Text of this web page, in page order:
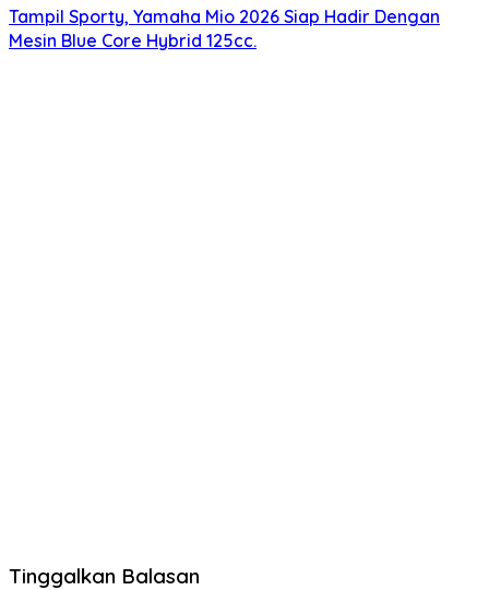
Tampil Sporty, Yamaha Mio 2026 Siap Hadir Dengan
Mesin Blue Core Hybrid 125cc.
Tinggalkan Balasan